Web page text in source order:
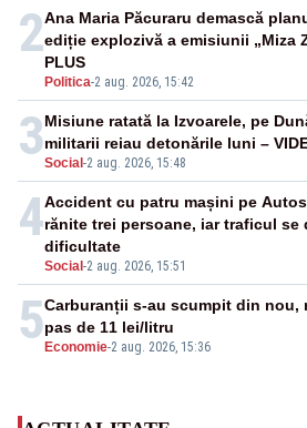
2
Politica-2 aug. 2026, 15:42
Ana Maria Păcuraru demască
ediție explozivă a emisiunii „Miza
PLUS
3Social -2 aug. 2026, 15:48
Misiune ratată la Izvoarele, pe
militarii reiau detonările luni –
4
Social -2 aug. 2026, 15:51
Accident cu patru mașini pe
rănite trei persoane, iar traficul se
dificultate
5 Economie-2 aug. 2026, 15:36
Carburanții s-au scumpit din nou,
pas de 11 lei/litru